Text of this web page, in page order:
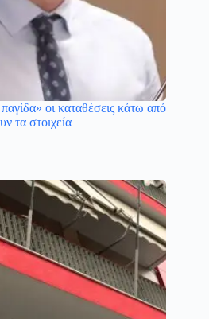
οι καταθέσεις κάτω από
τα στοιχεία